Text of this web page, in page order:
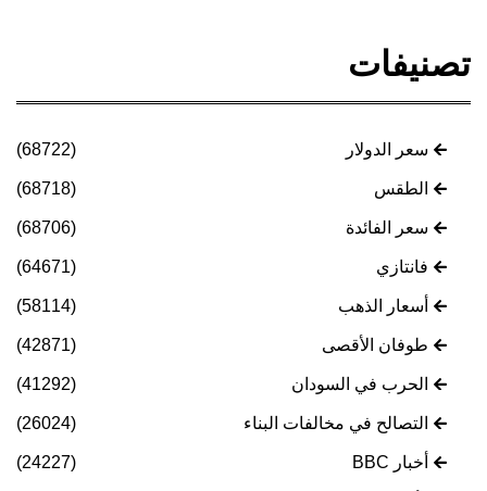
تصنيفات
سعر الدولار (68722)
الطقس (68718)
سعر الفائدة (68706)
فانتازي (64671)
أسعار الذهب (58114)
طوفان الأقصى (42871)
الحرب في السودان (41292)
التصالح في مخالفات البناء (26024)
أخبار BBC (24227)